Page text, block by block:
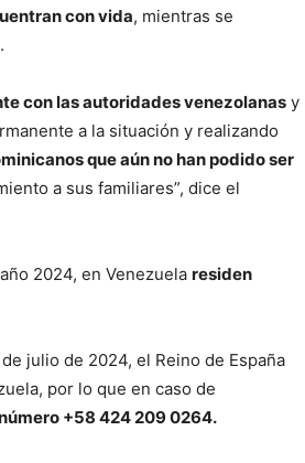
con vida, mientras se
con las autoridades venezolanas y
a la situación y realizando
que aún no han podido ser
a sus familiares”, dice el
2024, en Venezuela residen
julio de 2024, el Reino de España
por lo que en caso de
+58 424 209 0264.